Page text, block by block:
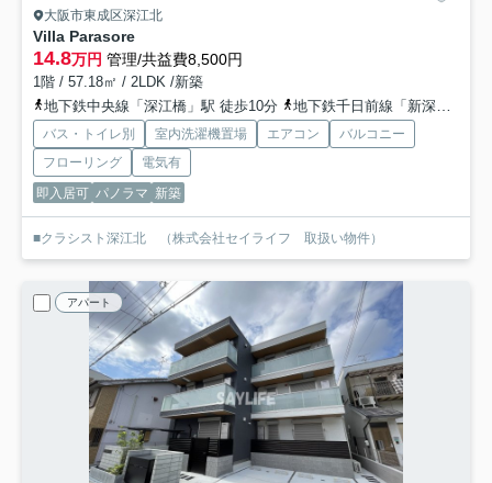
大阪市東成区深江北
Villa Parasore
14.8万円 管理/共益費8,500円
1階 / 57.18㎡ / 2LDK /新築
地下鉄中央線「深江橋」駅 徒歩10分
地下鉄千日前線「新深江」駅 徒歩15分
バス・トイレ別 室内洗濯機置場 エアコン
バルコニー
フローリング
電気有
即入居可 パノラマ 新築
■クラシスト深江北 （株式会社セイライフ 取扱い物件）
アパート